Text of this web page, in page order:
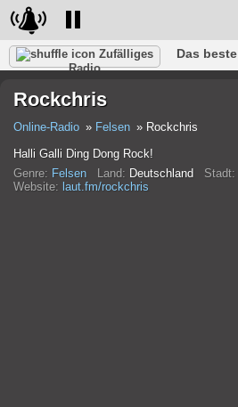
Zufälliges
Radio
Das beste
Rap
Trans
Rockchris
Online-Radio Felsen
Rockchris
Halli Galli Ding Dong Rock!
Genre: Felsen Land: Deutschland Stadt:
Website: laut.fm/rockchris